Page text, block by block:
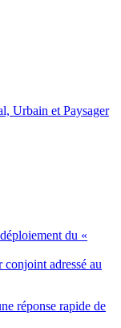
Urbain et Paysager
du «
adressé au
réponse rapide de